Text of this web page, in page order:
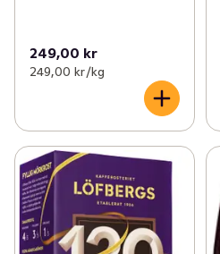
249,00 kr
249,00 kr /kg